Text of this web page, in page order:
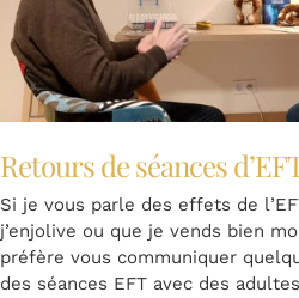
Retours de séances
Si je vous parle des effets de
j’enjolive ou que je vends bien
préfère vous communiquer
des séances EFT avec des